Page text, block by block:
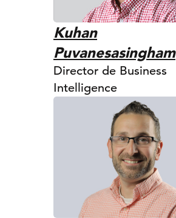
Kuhan
Puvanesasingham
Director de Business
Intelligence